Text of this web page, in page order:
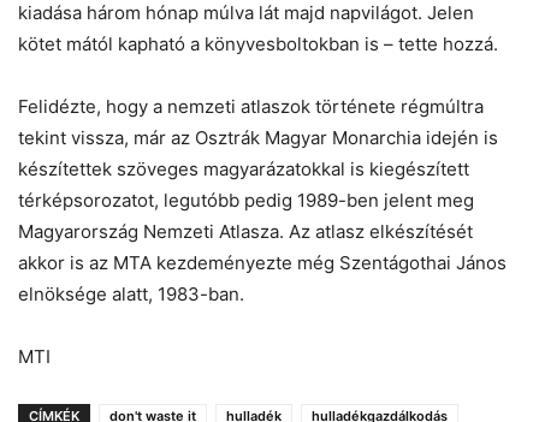
kiadása három hónap múlva lát majd napvilágot. Jelen
kötet mától kapható a könyvesboltokban is – tette hozzá.
Felidézte, hogy a nemzeti atlaszok története régmúltra
tekint vissza, már az Osztrák Magyar Monarchia idején is
készítettek szöveges magyarázatokkal is kiegészített
térképsorozatot, legutóbb pedig 1989-ben jelent meg
Magyarország Nemzeti Atlasza. Az atlasz elkészítését
akkor is az MTA kezdeményezte még Szentágothai János
elnöksége alatt, 1983-ban.
MTI
CÍMKÉK don't waste it hulladék
hulladékgazdálkodás